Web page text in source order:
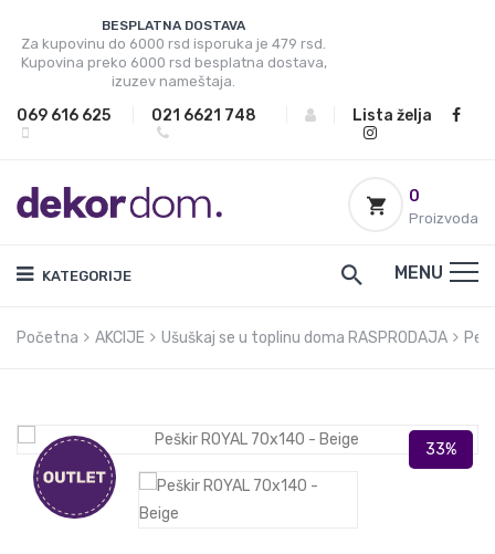
BESPLATNA DOSTAVA
Za kupovinu do 6000 rsd isporuka je 479 rsd.
Kupovina preko 6000 rsd besplatna dostava,
izuzev nameštaja.
069 616 625 021 6621 748 Lista želja
0
Proizvoda
KATEGORIJE MENU
Početna AKCIJE Ušuškaj se u toplinu doma RASPRODAJA